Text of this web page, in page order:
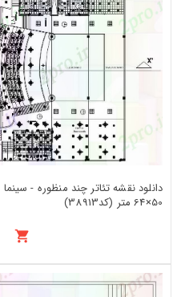
دانلود نقشه تئاتر چند منظوره -
50×64 متر (کد38913)